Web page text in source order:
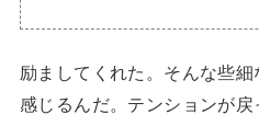
励ましてくれた。そんな些細
感じるんだ。テンションが戻